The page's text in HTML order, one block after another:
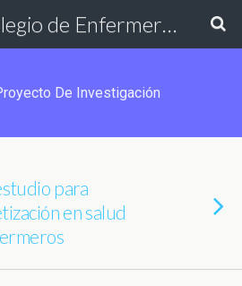
Excmo. Colegio de Enfermería de Cádiz
De Investigación
para
en salud